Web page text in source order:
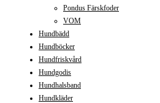
Pondus Färskfoder
VOM
Hundbädd
Hundböcker
Hundfriskvård
Hundgodis
Hundhalsband
Hundkläder